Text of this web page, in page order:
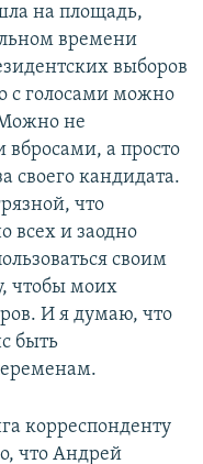
на площадь,
времени
выборов
с голосами можно
Можно не
вбросами, а просто
своего кандидата.
что
всех и заодно
своим
чтобы моих
И я думаю, что
быть
корреспонденту
что Андрей